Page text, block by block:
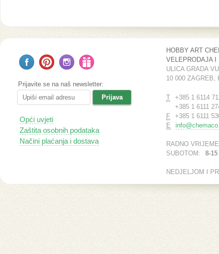
Prijavite se na naš newsletter:
Opći uvjeti
Zaštita osobnih podataka
Načini plaćanja i dostava
HOBBY ART
VELEPRODAJA I
ULICA GRADA
10 000 ZAGREB,
T
+385 1 6114
+385 1 6111
F
+385 1 6111
E
RADNO
SUBOTOM:
8-15
NEDJELJOM I